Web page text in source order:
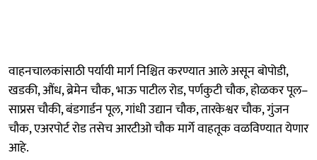
वाहनचालकांसाठी पर्यायी मार्ग निश्चित करण्यात आले असून बोपोडी,
खडकी, औंध, ब्रेमेन चौक, भाऊ पाटील रोड, पर्णकुटी चौक, होळकर पूल–
साप्रस चौकी, बंडगार्डन पूल, गांधी उद्यान चौक, तारकेश्वर चौक, गुंजन
चौक, एअरपोर्ट रोड तसेच आरटीओ चौक मार्गे वाहतूक वळविण्यात येणार
आहे.